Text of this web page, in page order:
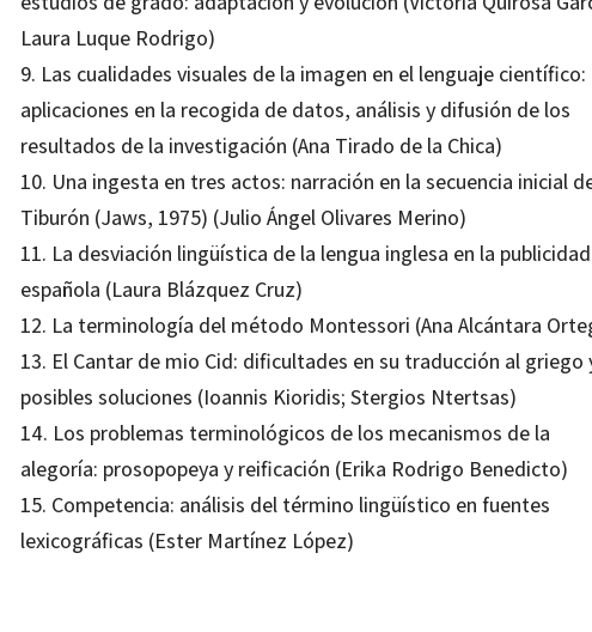
Laura Luque Rodrigo)
9. Las cualidades visuales de la imagen en el lenguaje científico:
aplicaciones en la recogida de datos, análisis y difusión de los
resultados de la investigación (Ana Tirado de la Chica)
10. Una ingesta en tres actos: narración en la secuencia inicial
Tiburón (Jaws, 1975) (Julio Ángel Olivares Merino)
11. La desviación lingüística de la lengua inglesa en la publicidad
española (Laura Blázquez Cruz)
12. La terminología del método Montessori (Ana Alcántara
13. El Cantar de mio Cid: dificultades en su traducción al griego
posibles soluciones (Ioannis Kioridis; Stergios Ntertsas)
14. Los problemas terminológicos de los mecanismos de la
alegoría: prosopopeya y reificación (Erika Rodrigo Benedicto)
15. Competencia: análisis del término lingüístico en fuentes
lexicográficas (Ester Martínez López)